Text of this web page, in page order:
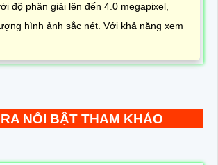
độ phân giải lên đến 4.0 megapixel,
hình ảnh sắc nét. Với khả năng xem
NỔI BẬT THAM KHẢO